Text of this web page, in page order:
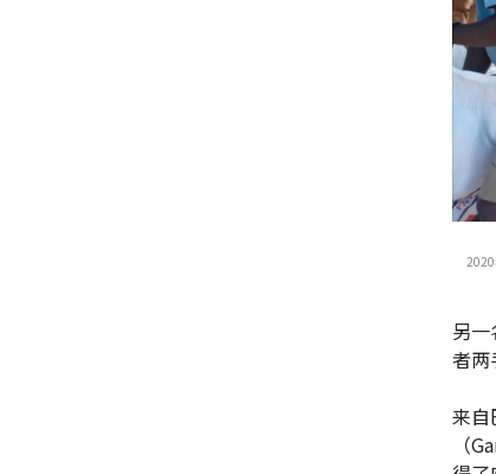
另
者两
来自
（